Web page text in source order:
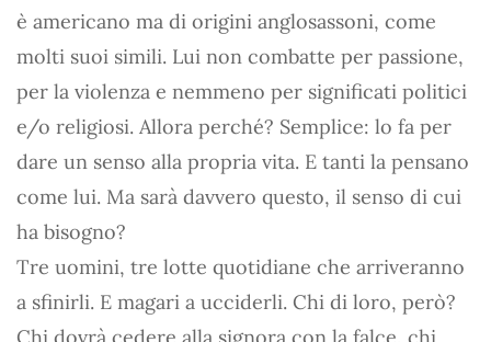
è americano ma di origini anglosassoni, come
molti suoi simili. Lui non combatte per passione,
per la violenza e nemmeno per significati politici
e/o religiosi. Allora perché? Semplice: lo fa per
dare un senso alla propria vita. E tanti la pensano
come lui. Ma sarà davvero questo, il senso di cui
ha bisogno?
Tre uomini, tre lotte quotidiane che arriveranno
a sfinirli. E magari a ucciderli. Chi di loro, però?